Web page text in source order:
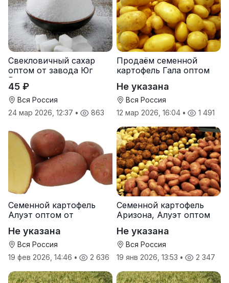
Свекловичный сахар
оптом от завода Юг
Руси
45 ₽
Вся Россия
24 мар 2026, 12:37 • 863
Продаём семенной
картофель Гала оптом
Не указана
Вся Россия
12 мар 2026, 16:04 • 1 491
Семенной картофель
Алуэт оптом от
Не указана
Вся Россия
19 фев 2026, 14:46 • 2 636
Семенной картофель
Аризона, Алуэт оптом
Не указана
Вся Россия
19 янв 2026, 13:53 • 2 347